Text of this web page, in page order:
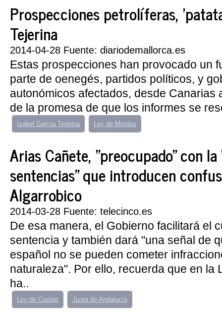
Prospecciones petrolíferas,
Tejerina
2014-04-28 Fuente: diariodemallorca.es
Estas prospecciones han provocado un
parte de oenegés, partidos políticos, y
autonómicos afectados, desde Canarias
de la promesa de que los informes se
Isabel García Tejerina Ley de Montes
Arias Cañete, "preocupado" con la
sentencias" que introducen
Algarrobico
2014-03-28 Fuente: telecinco.es
De esa manera, el Gobierno facilitará el
sentencia y también dará "una señal de
español no se pueden cometer
naturaleza". Por ello, recuerda que en la
ha..
Ley de Costas Junta de Andalucía